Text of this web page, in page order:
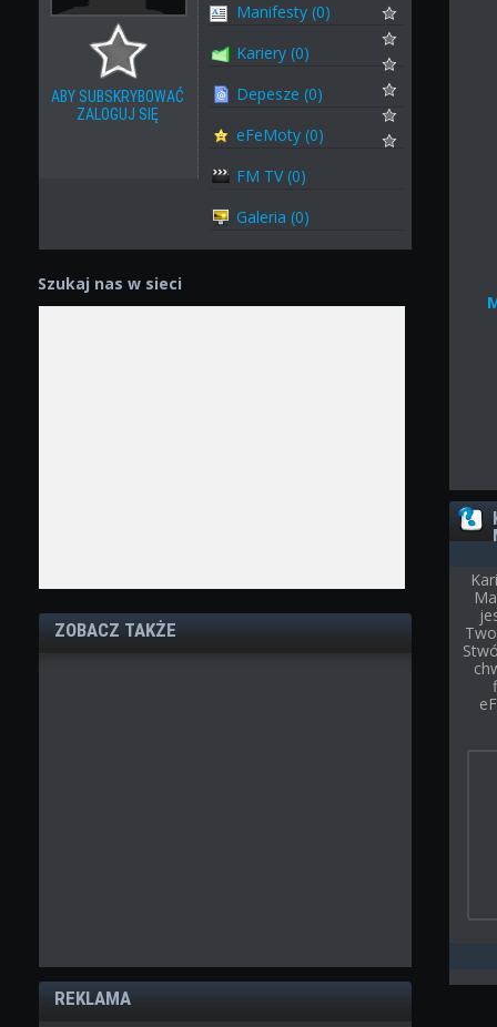
ABY SUBSKRYBOWAĆ
ZALOGUJ SIĘ
Manifesty (0)
Kariery (0)
Depesze (0)
eFeMoty (0)
FM TV (0)
Galeria (0)
Szukaj nas w sieci
ZOBACZ TAKŻE
REKLAMA